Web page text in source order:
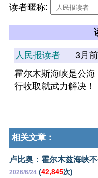
读者暱称:
人民报读者 3月前
霍尔木斯海峡是公
行收取就武力解决！
相关文章：
卢比奥：霍尔木兹海峡
2026/6/24 (42,845次)